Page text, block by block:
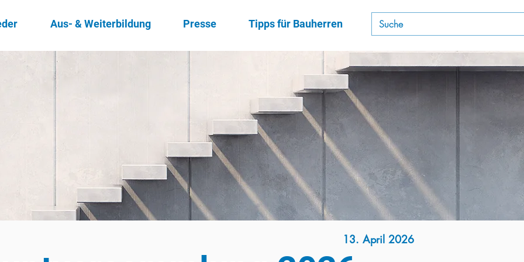
Aus- & Weiterbildung Presse Tipps für Bauherren
13. April 2026